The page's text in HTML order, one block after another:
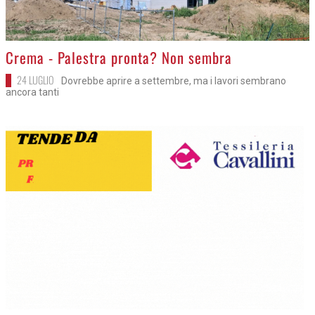
>
Crema - Palestra pronta? Non sembra
24 LUGLIO
Dovrebbe aprire a settembre, ma i lavori sembrano
ancora tanti